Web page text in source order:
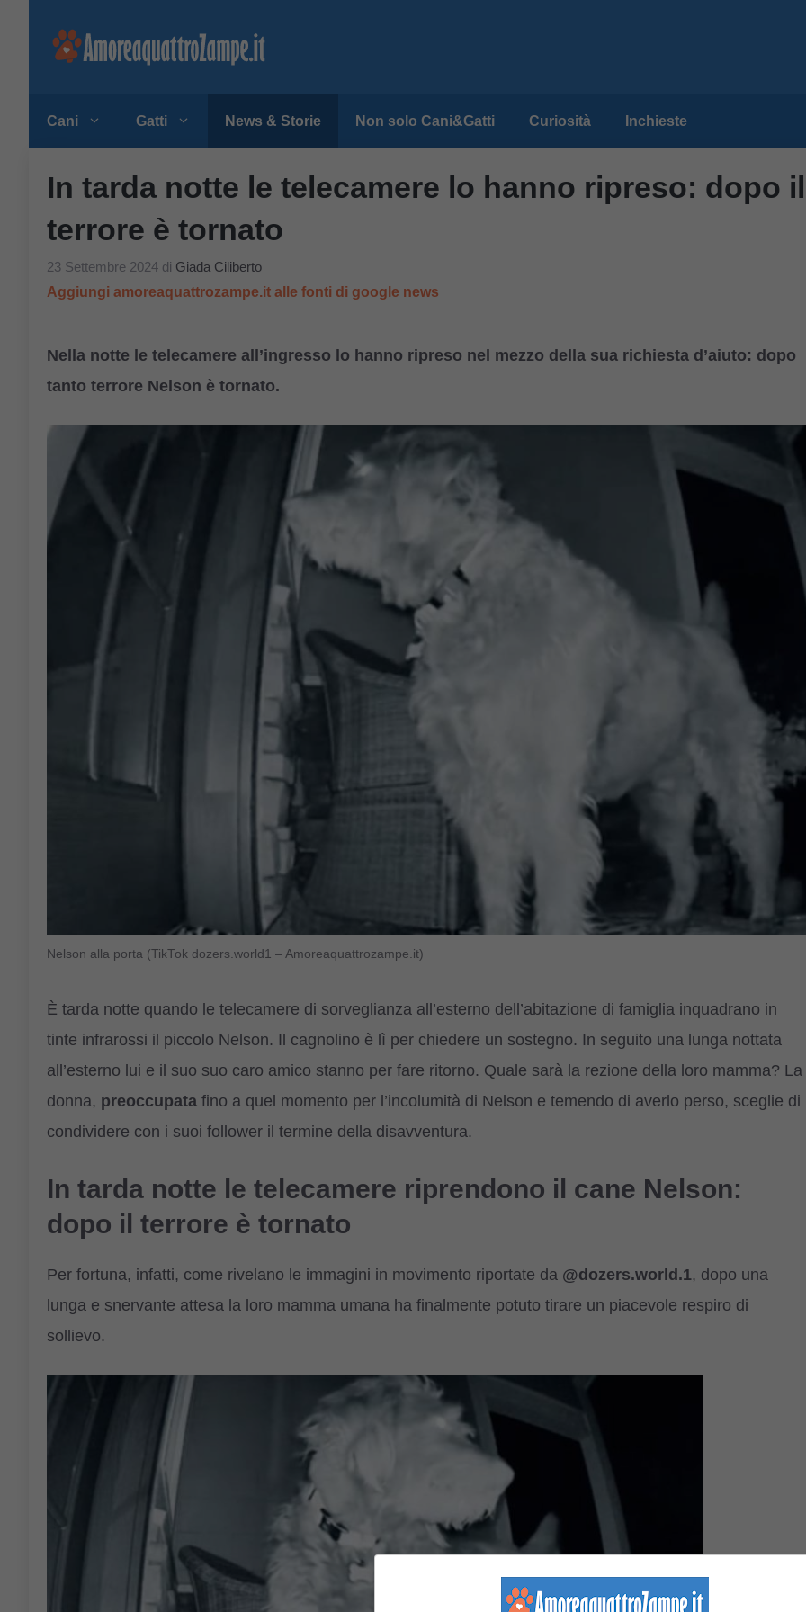
Cani Gatti News & Storie Non solo Cani&Gatti Curiosità Inchieste
In tarda notte le telecamere lo hanno ripreso: dopo il
terrore è tornato
23 Settembre 2024 di Giada Ciliberto
Aggiungi amoreaquattrozampe.it alle fonti di google news
Nella notte le telecamere all’ingresso lo hanno ripreso nel mezzo della sua richiesta d’aiuto: dopo
tanto terrore Nelson è tornato.
Nelson alla porta (TikTok dozers.world1 – Amoreaquattrozampe.it)
È tarda notte quando le telecamere di sorveglianza all’esterno dell’abitazione di famiglia inquadrano in
tinte infrarossi il piccolo Nelson. Il cagnolino è lì per chiedere un sostegno. In seguito una lunga nottata
all’esterno lui e il suo suo caro amico stanno per fare ritorno. Quale sarà la rezione della loro mamma? La
donna, preoccupata fino a quel momento per l’incolumità di Nelson e temendo di averlo perso, sceglie di
condividere con i suoi follower il termine della disavventura.
In tarda notte le telecamere riprendono il cane Nelson:
dopo il terrore è tornato
Per fortuna, infatti, come rivelano le immagini in movimento riportate da @dozers.world.1, dopo una
lunga e snervante attesa la loro mamma umana ha finalmente potuto tirare un piacevole respiro di
sollievo.